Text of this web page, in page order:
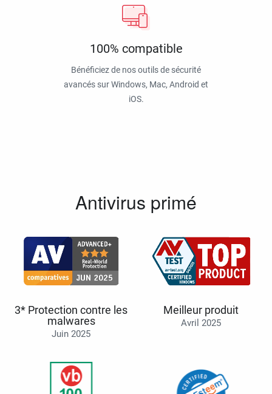
100% compatible
Bénéficiez de nos outils de sécurité
avancés sur Windows, Mac, Android et
iOS.
Antivirus primé
3* Protection contre les
malwares
Juin 2025
Meilleur produit
Avril 2025